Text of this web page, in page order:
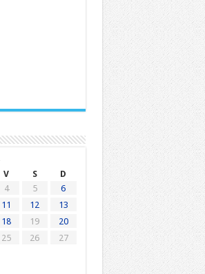
V S
D
4 5
6
11 12
13
18 19
20
25 26
27